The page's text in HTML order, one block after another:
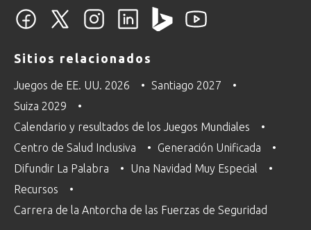
Sitios relacionados
Juegos de EE. UU. 2026
Santiago 2027
Suiza 2029
Calendario y resultados de los Juegos Mundiales
Centro de Salud Inclusiva
Generación Unificada
Difundir La Palabra
Una Navidad Muy Especial
Recursos
Carrera de la Antorcha de las Fuerzas de Seguridad